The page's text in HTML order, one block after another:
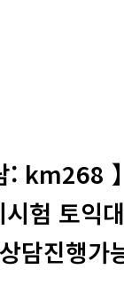
: km268
시험 토
담진행가